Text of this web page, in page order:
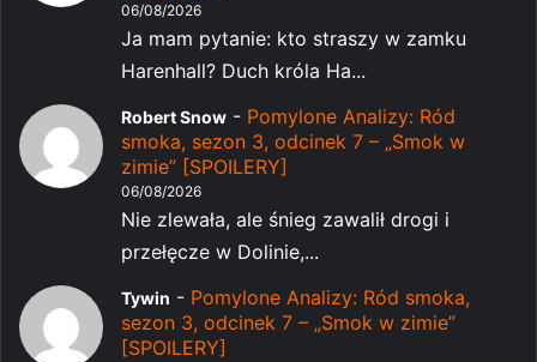
06/08/2026
Ja mam pytanie: kto straszy w zamku
Harenhall? Duch króla Ha...
Robert Snow - Pomylone Analizy: Ród
smoka, sezon 3, odcinek 7 – „Smok w
zimie” [SPOILERY]
06/08/2026
Nie zlewała, ale śnieg zawalił drogi i
przełęcze w Dolinie,...
Tywin - Pomylone Analizy: Ród smoka,
sezon 3, odcinek 7 – „Smok w zimie”
[SPOILERY]